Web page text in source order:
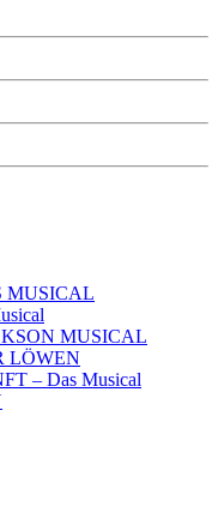
MUSICAL
MUSICAL
LÖWEN
– Das Musical